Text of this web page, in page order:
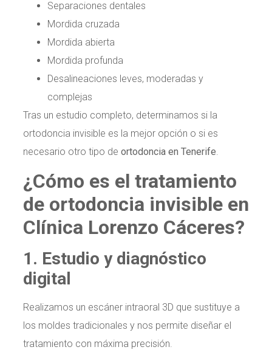
Separaciones dentales
Mordida cruzada
Mordida abierta
Mordida profunda
Desalineaciones leves, moderadas y
complejas
Tras un estudio completo, determinamos si la
ortodoncia invisible es la mejor opción o si es
necesario otro tipo de ortodoncia en Tenerife
¿Cómo es el tratamiento
de ortodoncia invisible en
Clínica Lorenzo Cáceres?
1. Estudio y diagnóstico
digital
Realizamos un escáner intraoral 3D que sustituye a
los moldes tradicionales y nos permite diseñar el
tratamiento con máxima precisión.